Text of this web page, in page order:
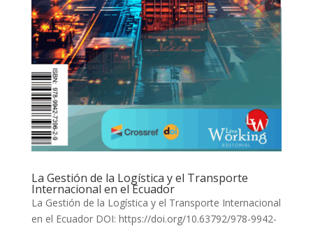
La Gestión de la Logística y el Transporte
Internacional en el Ecuador
La Gestión de la Logística y el Transporte Internacional
en el Ecuador DOI: https://doi.org/10.63792/978-9942-